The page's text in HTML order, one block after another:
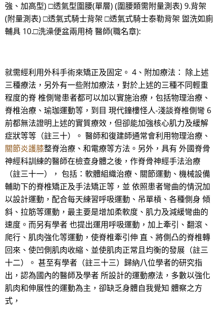
強、加高型) □透氣型圍腰(單層) (圍腰類需附量測表) 9.背架
(附量測表) □透氣式騎士背架 □透氣式騎士泰勒背架 盥洗如廁
輔具 10.□洗澡便盆兩用椅 醫師(職名章):
就需經利用外科手術來矯正及固定。 4、附加療法： 除上述
三種療法，另外有一些附加療法，對於上述的三種不同輕重
程度的脊 椎側彎患者都可以加以實施治療，包括物理治療、
脊椎治療、瑜珈運動等，到目 現代鐘樓怪人-淺談脊椎側彎 6
前都無法證明上述的實質療效，但卻能加強核心肌力及緩解
症狀等等（註三十）。 醫師和復建師通常會利用物理治療、
關節炎護膝整脊治療、和電療等方法。另外，具有 外國脊骨
神經科訓練的醫師在檢查身體之後，作脊骨神經手法治療
（註三十一）， 包括：軟體組織治療、關節運動、機械設備
輔助下的脊椎矯正及手法矯正等，並 依照患者彎曲的情況加
以設計運動，配合每天練習呼吸運動、吊單槓、各種側身 傾
斜、拉筋等運動，最主要是增加柔軟度、肌力及減緩彎曲的
速度。而另有學者 也提出運用呼吸運動，加上牽引、翻滾、
爬行、肌肉強化等運動，使脊椎牽引伸 直、將側凸的脊椎轉
回來、使凹側肌肉收縮、並使肌肉正常且均衡的發展（註三
十二）。 甚至有學者（註三十三）歸納八位學者的研究指
出，認為國內的醫師及學者 所設計的運動療法，多數以強化
肌肉和伸展性的運動為主，卻缺乏身體自我覺知 體察之方
式，